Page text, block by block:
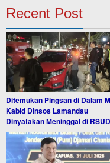
Recent Post
Ditemukan Pingsan di Dalam
Kabid Dinsos Lamandau
Dinyatakan Meninggal di RSUD